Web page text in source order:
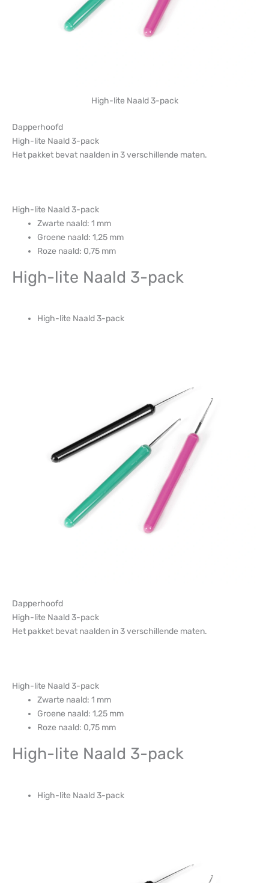
High-lite Naald 3-pack
Dapperhoofd
High-lite Naald 3-pack
Het pakket bevat naalden in 3 verschillende maten.
High-lite Naald 3-pack
Zwarte naald: 1 mm
Groene naald: 1,25 mm
Roze naald: 0,75 mm
High-lite Naald 3-pack
High-lite Naald 3-pack
Dapperhoofd
High-lite Naald 3-pack
Het pakket bevat naalden in 3 verschillende maten.
High-lite Naald 3-pack
Zwarte naald: 1 mm
Groene naald: 1,25 mm
Roze naald: 0,75 mm
High-lite Naald 3-pack
High-lite Naald 3-pack